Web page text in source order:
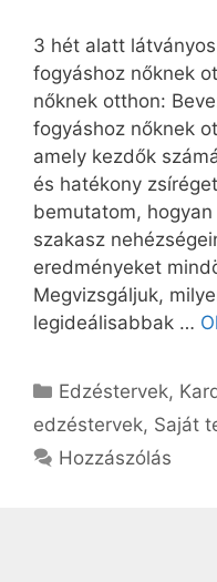
3 hét alatt
fogyáshoz nőknek
nőknek otthon:
fogyáshoz nőknek
amely kezdők
és hatékony
bemutatom,
szakasz
eredményeket
Megvizsgáljuk,
legideálisabbak …
Kategória
Edzéstervek,
edzéstervek, Saját
Hozzászólás